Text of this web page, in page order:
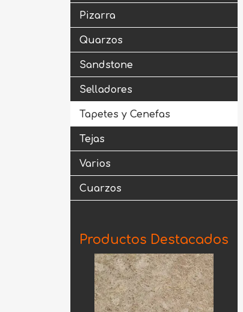
Pizarra
Quarzos
Sandstone
Selladores
Tapetes y Cenefas
Tejas
Varios
Cuarzos
Productos Destacados